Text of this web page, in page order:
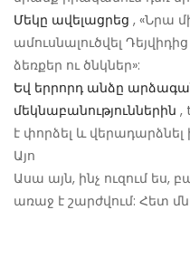
Մեկը ավելացրեց , «Նրա
ամուսնալուծվել
ձեռքեր ու ծնկներ»:
Եվ երրորդ անձը
մեկնաբանություններին ,
է փորձել և
Այո
Ասա այն, ինչ ուզում ես,
առաջ է շարժվում: Հետ